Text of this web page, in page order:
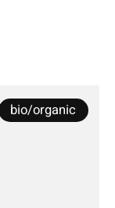
bio/organic